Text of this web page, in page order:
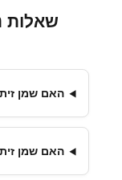
שאלות
האם שמן
האם שמן